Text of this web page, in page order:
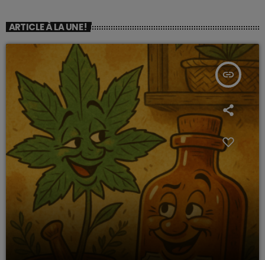
ARTICLE À LA UNE !
insert_link